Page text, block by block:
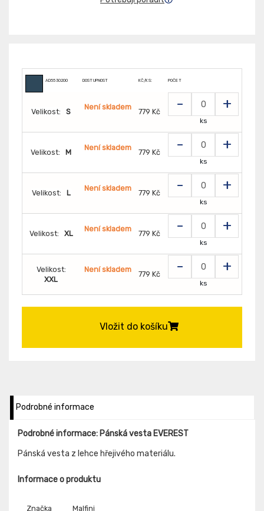
AD5530200 DOSTUPNOST KČ/KS: POČET
Velikost: S
Není skladem
779 Kč - +
ks
Velikost: M
Není skladem
779 Kč - +
ks
Velikost: L
Není skladem
779 Kč - +
ks
Velikost: XL
Není skladem
779 Kč - +
ks
Velikost:
XXL
Není skladem
779 Kč - +
ks
Vložit do košíku
Podrobné informace
Podrobné informace: Pánská vesta EVEREST
Pánská vesta z lehce hřejivého materiálu.
Informace o produktu
Značka Malfini